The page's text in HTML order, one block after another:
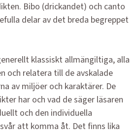
Bibo (drickandet) och canto
delar av det breda begreppet
klassiskt allmängiltiga, alla
och relatera till de avskalade
av miljöer och karaktärer. De
har och vad de säger läsaren
och den individuella
att komma åt. Det finns lika